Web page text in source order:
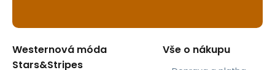
Westernová móda
Stars&Stripes
Vše o nákupu